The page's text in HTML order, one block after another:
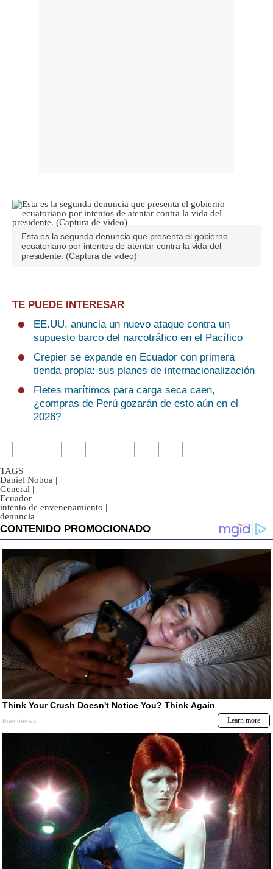
Esta es la segunda denuncia que presenta el gobierno
ecuatoriano por intentos de atentar contra la vida del
presidente. (Captura de video)
TE PUEDE INTERESAR
EE.UU. anuncia un nuevo ataque contra un
supuesto barco del narcotráfico en el Pacífico
Crepier se expande en Ecuador con primera
tienda propia: sus planes de internacionalización
Fletes marítimos para carga seca caen,
¿compras de Perú gozarán de esto aún en el
2026?
TAGS
Daniel Noboa |
General |
Ecuador |
intento de envenenamiento |
denuncia